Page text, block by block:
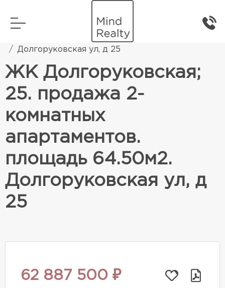
Элитная жилая недвижимость
Долгоруковская ул, д 25
ЖК Долгоруковская;
25. продажа 2-
комнатных
апартаментов.
площадь 64.50м2.
Долгоруковская ул, д
25
62 887 500 ₽